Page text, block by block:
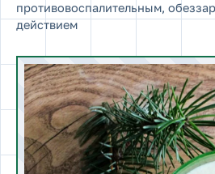
противовоспалительным,
действием